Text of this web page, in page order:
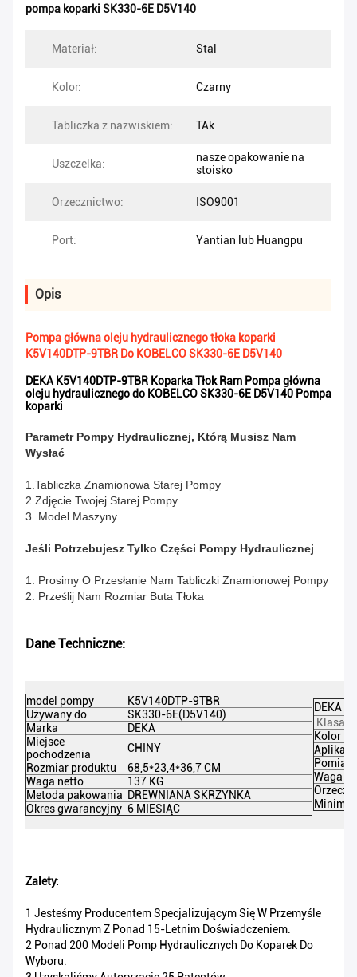
pompa koparki SK330-6E D5V140
Materiał: Stal
Kolor: Czarny
Tabliczka z nazwiskiem: TAk
Uszczelka:
nasze opakowanie na
stoisko
Orzecznictwo: ISO9001
Port: Yantian lub Huangpu
Opis
Pompa główna oleju hydraulicznego tłoka koparki
K5V140DTP-9TBR Do KOBELCO SK330-6E D5V140
DEKA K5V140DTP-9TBR Koparka Tłok Ram Pompa główna
oleju hydraulicznego do KOBELCO SK330-6E D5V140 Pompa
koparki
Parametr Pompy Hydraulicznej, Którą Musisz Nam
Wysłać
1.Tabliczka Znamionowa Starej Pompy
2.Zdjęcie Twojej Starej Pompy
3 .Model Maszyny.
Jeśli Potrzebujesz Tylko Części Pompy Hydraulicznej
1. Prosimy O Przesłanie Nam Tabliczki Znamionowej Pompy
2. Prześlij Nam Rozmiar Buta Tłoka
Dane Techniczne:
model pompy
K5V140DTP-9TBR
Używany do
SK330-6E(D5V140)
Marka
DEKA
Miejsce
pochodzenia
CHINY
Rozmiar produktu
68,5*23,4*36,7 CM
Waga netto
137 KG
Metoda pakowania DREWNIANA SKRZYNKA
Okres gwarancyjny 6 MIESIĄC
DEKA
Klasa
Kolor
Pomiar
Waga
Zalety:
1 Jesteśmy Producentem Specjalizującym Się W Przemyśle
Hydraulicznym Z Ponad 15-Letnim Doświadczeniem.
2 Ponad 200 Modeli Pomp Hydraulicznych Do Koparek Do
Wyboru.